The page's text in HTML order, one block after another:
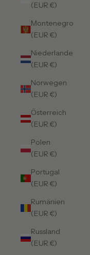
(EUR €)
Montenegro
(EUR €)
Niederlande
(EUR €)
Norwegen
(EUR €)
Österreich
(EUR €)
Polen
(EUR €)
Portugal
(EUR €)
Rumänien
(EUR €)
Russland
(EUR €)